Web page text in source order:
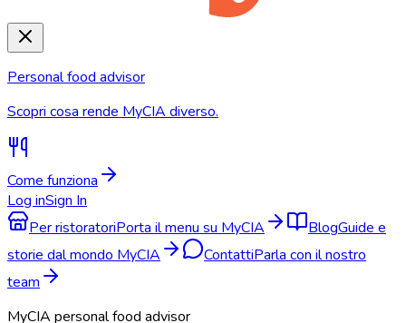
Personal food advisor
Scopri cosa rende MyCIA diverso.
Come funziona
Log inSign In
Per ristoratoriPorta il menu su MyCIA BlogGuide e
storie dal mondo MyCIA
ContattiParla con il nostro
team
MyCIA personal food advisor